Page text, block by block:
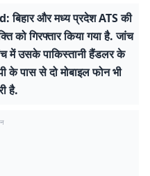
और मध्य प्रदेश ATS की
को गिरफ्तार किया गया है. जांच
में उसके पाकिस्तानी हैंडलर के
पास से दो मोबाइल फोन भी
है.